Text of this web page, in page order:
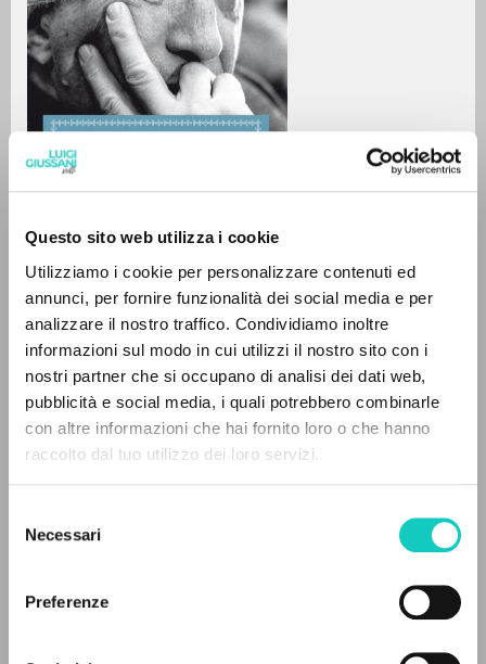
Questo sito web utilizza i cookie
Utilizziamo i cookie per personalizzare contenuti ed
annunci, per fornire funzionalità dei social media e per
analizzare il nostro traffico. Condividiamo inoltre
informazioni sul modo in cui utilizzi il nostro sito con i
nostri partner che si occupano di analisi dei dati web,
pubblicità e social media, i quali potrebbero combinarle
con altre informazioni che hai fornito loro o che hanno
raccolto dal tuo utilizzo dei loro servizi.
delNecessari
Preferenze
Bassetti GualtieroPresentazione
Giussani Luigi Autore
Schönborn ChristophPrefazione
BUR: Corriere della Sera
Pagine: 240
0DOCUMENTI TROVATI
IL PROGETTO
testi integrali in 5 lingue e percorsi tematici